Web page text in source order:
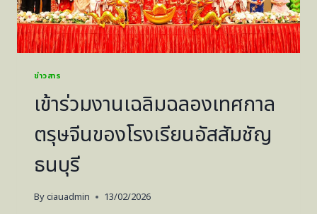
ข่าวสาร
เข้าร่วมงานเฉลิมฉลองเทศกาล
ตรุษจีนของโรงเรียนอัสสัมชัญ
ธนบุรี
Byciauadmin 13/02/2026